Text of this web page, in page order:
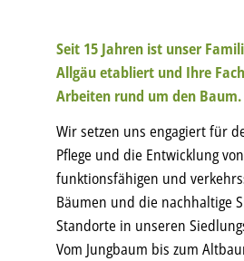
Seit 15 Jahren ist unser
Allgäu etabliert und Ihre
Arbeiten rund um den Baum.
Wir setzen uns engagiert für
Pflege und die Entwicklung
funktionsfähigen und
Bäumen und die nachhaltige
Standorte in unseren
Vom Jungbaum bis zum